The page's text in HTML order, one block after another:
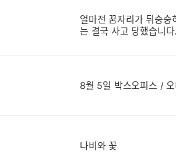
얼마전 꿈자리가 뒤숭숭
는 결국 사고 당했습니다.
8월 5일 박스오피스 / 오
나비와 꽃